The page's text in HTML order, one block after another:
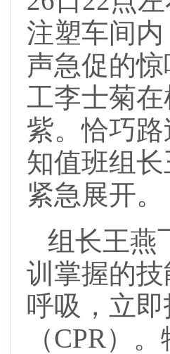
注塑车间
声急促的
工李士菊
紫。恰巧
知值班组
紧急展开。
组长王燕
训掌握的
呼吸，立
（CPR）